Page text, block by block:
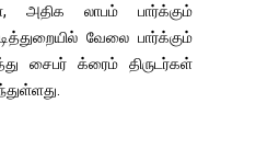
அதிக லாபம் பார்க்கும்
வேலை பார்க்கும்
சைபர் க்ரைம் திருடர்கள்